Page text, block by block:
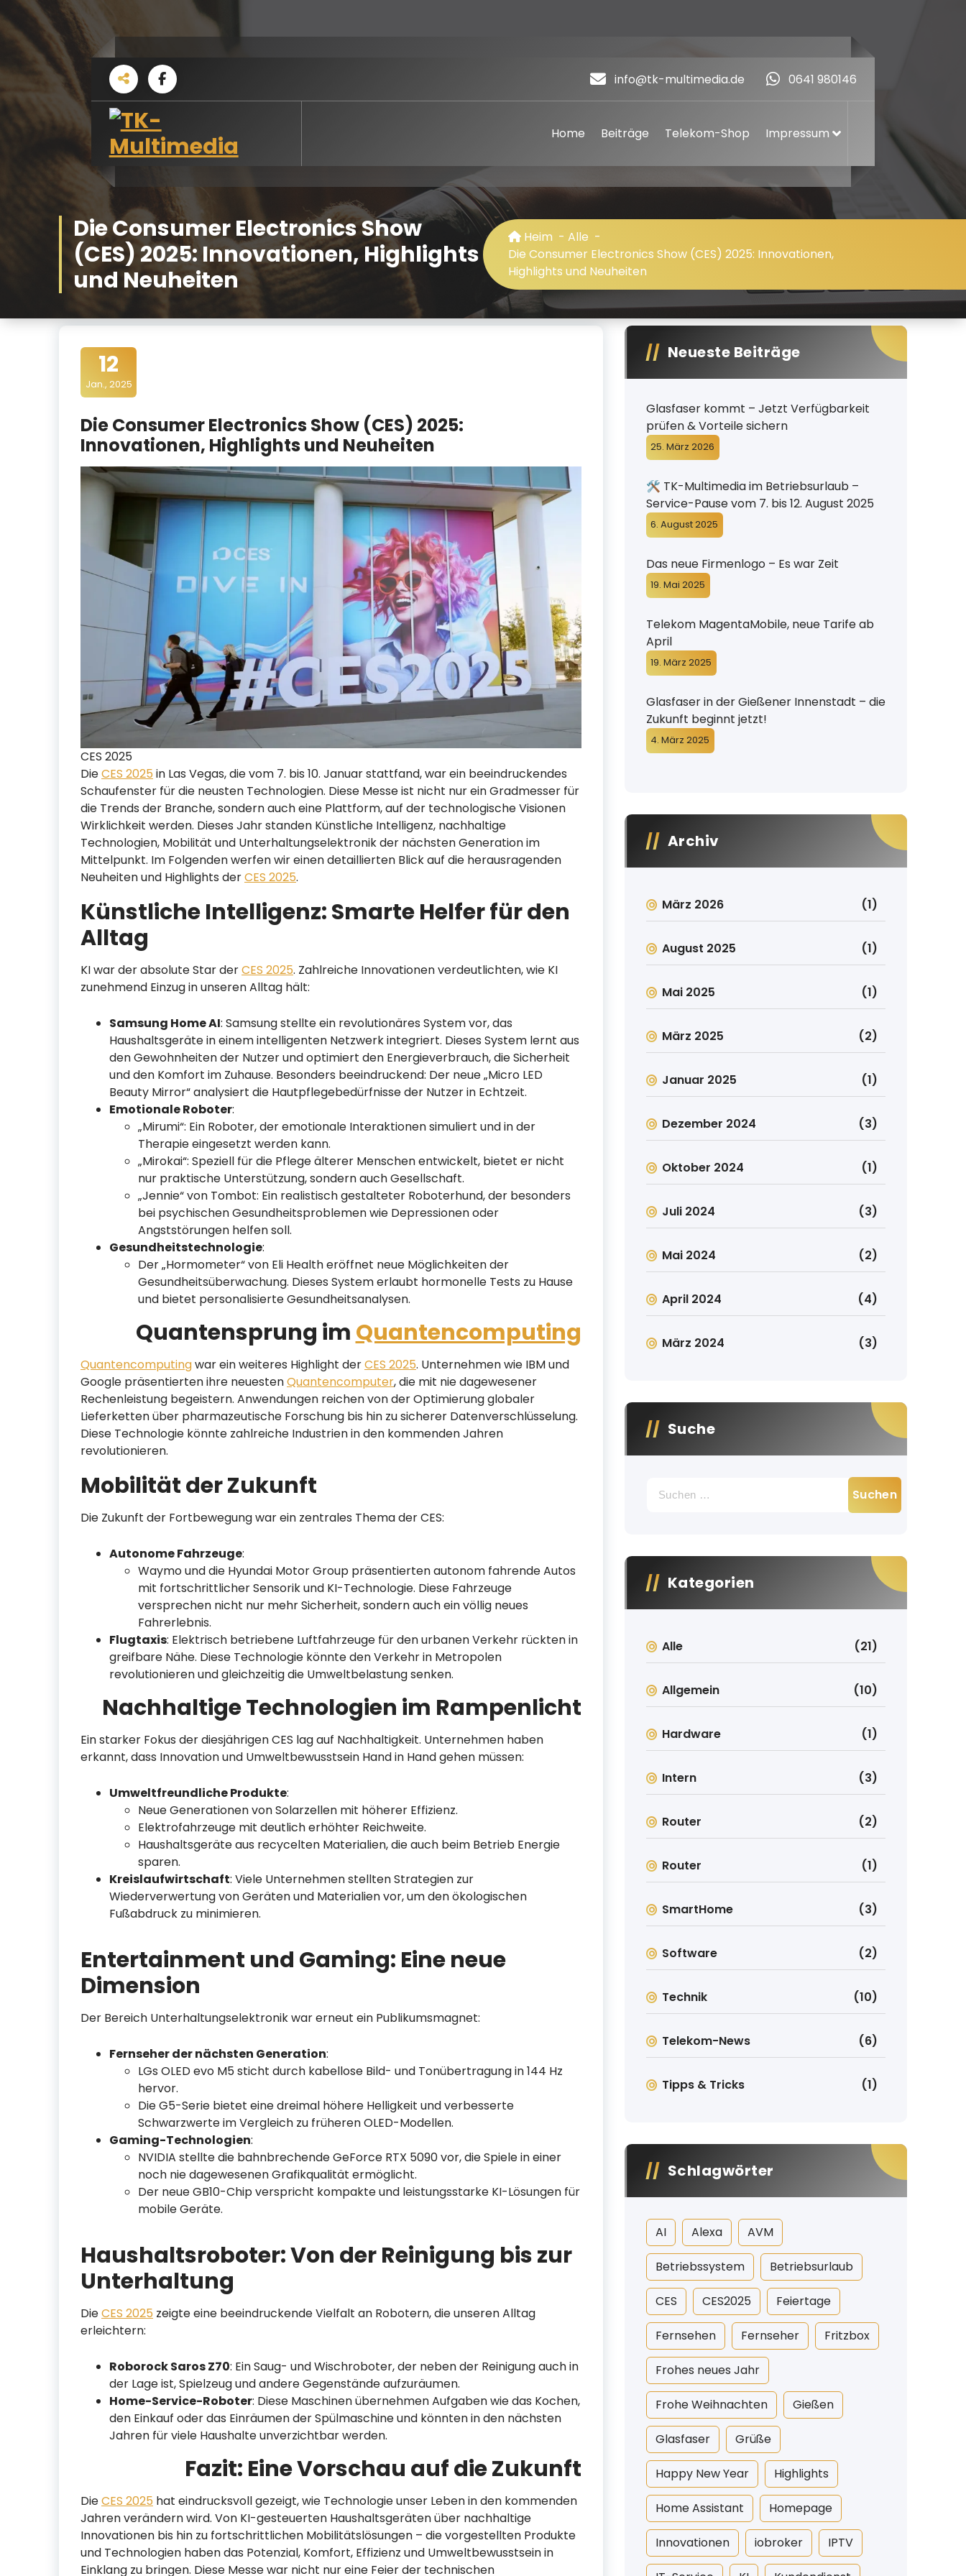
Skip
to
content
info@tk-multimedia.de 0641 980146
T
K
-
M
u
t
i
m
e
d
i
a
Home Beiträge Telekom-Shop Impressum
Die Consumer Electronics Show
(CES) 2025: Innovationen, Highlights
und Neuheiten
Heim - Alle -
Die Consumer Electronics Show (CES) 2025: Innovationen,
Highlights und Neuheiten
12
Jan., 2025
Die Consumer Electronics Show (CES) 2025:
Innovationen, Highlights und Neuheiten
CES 2025
DieCES 2025 in Las Vegas, die vom 7. bis 10. Januar stattfand, war ein beeindruckendes
Schaufenster für die neusten Technologien. Diese Messe ist nicht nur ein Gradmesser für
die Trends der Branche, sondern auch eine Plattform, auf der technologische Visionen
Wirklichkeit werden. Dieses Jahr standen Künstliche Intelligenz, nachhaltige
Technologien, Mobilität und Unterhaltungselektronik der nächsten Generation im
Mittelpunkt. Im Folgenden werfen wir einen detaillierten Blick auf die herausragenden
Neuheiten und Highlights derCES 2025.
Künstliche Intelligenz: Smarte Helfer für den
Alltag
KI war der absolute Star derCES 2025. Zahlreiche Innovationen verdeutlichten, wie KI
zunehmend Einzug in unseren Alltag hält:
Samsung Home AI: Samsung stellte ein revolutionäres System vor, das
Haushaltsgeräte in einem intelligenten Netzwerk integriert. Dieses System lernt aus
den Gewohnheiten der Nutzer und optimiert den Energieverbrauch, die Sicherheit
und den Komfort im Zuhause. Besonders beeindruckend: Der neue „Micro LED
Beauty Mirror“ analysiert die Hautpflegebedürfnisse der Nutzer in Echtzeit.
Emotionale Roboter:
„Mirumi“: Ein Roboter, der emotionale Interaktionen simuliert und in der
Therapie eingesetzt werden kann.
„Mirokai“: Speziell für die Pflege älterer Menschen entwickelt, bietet er nicht
nur praktische Unterstützung, sondern auch Gesellschaft.
„Jennie“ von Tombot: Ein realistisch gestalteter Roboterhund, der besonders
bei psychischen Gesundheitsproblemen wie Depressionen oder
Angststörungen helfen soll.
Gesundheitstechnologie:
Der „Hormometer“ von Eli Health eröffnet neue Möglichkeiten der
Gesundheitsüberwachung. Dieses System erlaubt hormonelle Tests zu Hause
und bietet personalisierte Gesundheitsanalysen.
Quantensprung im Quantencomputing
Quantencomputingwar ein weiteres Highlight derCES 2025. Unternehmen wie IBM und
Google präsentierten ihre neuestenQuantencomputer, die mit nie dagewesener
Rechenleistung begeistern. Anwendungen reichen von der Optimierung globaler
Lieferketten über pharmazeutische Forschung bis hin zu sicherer Datenverschlüsselung.
Diese Technologie könnte zahlreiche Industrien in den kommenden Jahren
revolutionieren.
Mobilität der Zukunft
Die Zukunft der Fortbewegung war ein zentrales Thema der CES:
Autonome Fahrzeuge:
Waymo und die Hyundai Motor Group präsentierten autonom fahrende Autos
mit fortschrittlicher Sensorik und KI-Technologie. Diese Fahrzeuge
versprechen nicht nur mehr Sicherheit, sondern auch ein völlig neues
Fahrerlebnis.
Flugtaxis: Elektrisch betriebene Luftfahrzeuge für den urbanen Verkehr rückten in
greifbare Nähe. Diese Technologie könnte den Verkehr in Metropolen
revolutionieren und gleichzeitig die Umweltbelastung senken.
Nachhaltige Technologien im Rampenlicht
Ein starker Fokus der diesjährigen CES lag auf Nachhaltigkeit. Unternehmen haben
erkannt, dass Innovation und Umweltbewusstsein Hand in Hand gehen müssen:
Umweltfreundliche Produkte:
Neue Generationen von Solarzellen mit höherer Effizienz.
Elektrofahrzeuge mit deutlich erhöhter Reichweite.
Haushaltsgeräte aus recycelten Materialien, die auch beim Betrieb Energie
sparen.
Kreislaufwirtschaft: Viele Unternehmen stellten Strategien zur
Wiederverwertung von Geräten und Materialien vor, um den ökologischen
Fußabdruck zu minimieren.
Entertainment und Gaming: Eine neue
Dimension
Der Bereich Unterhaltungselektronik war erneut ein Publikumsmagnet:
Fernseher der nächsten Generation:
LGs OLED evo M5 sticht durch kabellose Bild- und Tonübertragung in 144 Hz
hervor.
Die G5-Serie bietet eine dreimal höhere Helligkeit und verbesserte
Schwarzwerte im Vergleich zu früheren OLED-Modellen.
Gaming-Technologien:
NVIDIA stellte die bahnbrechende GeForce RTX 5090 vor, die Spiele in einer
noch nie dagewesenen Grafikqualität ermöglicht.
Der neue GB10-Chip verspricht kompakte und leistungsstarke KI-Lösungen für
mobile Geräte.
Haushaltsroboter: Von der Reinigung bis zur
Unterhaltung
DieCES 2025 zeigte eine beeindruckende Vielfalt an Robotern, die unseren Alltag
erleichtern:
Roborock Saros Z70: Ein Saug- und Wischroboter, der neben der Reinigung auch in
der Lage ist, Spielzeug und andere Gegenstände aufzuräumen.
Home-Service-Roboter: Diese Maschinen übernehmen Aufgaben wie das Kochen,
den Einkauf oder das Einräumen der Spülmaschine und könnten in den nächsten
Jahren für viele Haushalte unverzichtbar werden.
Fazit: Eine Vorschau auf die Zukunft
DieCES 2025 hat eindrucksvoll gezeigt, wie Technologie unser Leben in den kommenden
Jahren verändern wird. Von KI-gesteuerten Haushaltsgeräten über nachhaltige
Innovationen bis hin zu fortschrittlichen Mobilitätslösungen – die vorgestellten Produkte
und Technologien haben das Potenzial, Komfort, Effizienz und Umweltbewusstsein in
Einklang zu bringen. Diese Messe war nicht nur eine Feier der technischen
Neueste Beiträge
Glasfaser kommt – Jetzt Verfügbarkeit
prüfen & Vorteile sichern
25. März 2026
🛠️ TK-Multimedia im Betriebsurlaub –
Service-Pause vom 7. bis 12. August 2025
6. August 2025
Das neue Firmenlogo – Es war Zeit
19. Mai 2025
Telekom MagentaMobile, neue Tarife ab
April
19. März 2025
Glasfaser in der Gießener Innenstadt – die
Zukunft beginnt jetzt!
4. März 2025
Archiv
März 2026 (1)
August 2025 (1)
Mai 2025 (1)
März 2025 (2)
Januar 2025 (1)
Dezember 2024 (3)
Oktober 2024 (1)
Juli 2024 (3)
Mai 2024 (2)
April 2024 (4)
März 2024 (3)
Suche
nach:
Kategorien
Alle (21)
Allgemein (10)
Hardware (1)
Intern (3)
Router (2)
Router (1)
SmartHome (3)
Software (2)
Technik (10)
Telekom-News (6)
Tipps & Tricks (1)
Schlagwörter
AI Alexa AVM
Betriebssystem Betriebsurlaub
CES CES2025 Feiertage
Fernsehen Fernseher Fritzbox
Frohes neues Jahr
Frohe Weihnachten Gießen
Glasfaser Grüße
Happy New Year Highlights
Home Assistant Homepage
Innovationen iobroker IPTV